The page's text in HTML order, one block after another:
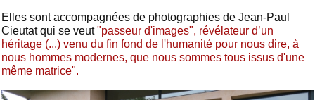
Elles sont accompagnées de photographies de Jean-Paul
Cieutat qui se veut"passeur d'images", révélateur d’un
héritage (...) venu du fin fond de l'humanité pour nous dire, à
nous hommes modernes, que nous sommes tous issus d'une
même matrice".